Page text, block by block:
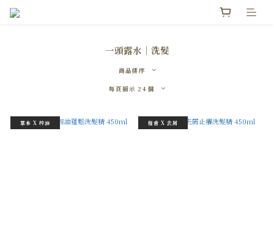
一頭露水｜洗髮
商品排序
每頁顯示 24 個
草本 X 控油 橙香 X 去屑